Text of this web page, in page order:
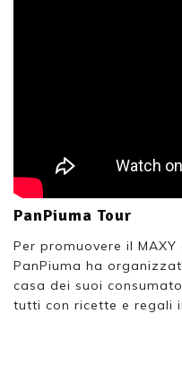
PanPiuma Tour
Per promuovere il MAXY
PanPiuma ha
casa dei suoi
tutti con ricette e regali